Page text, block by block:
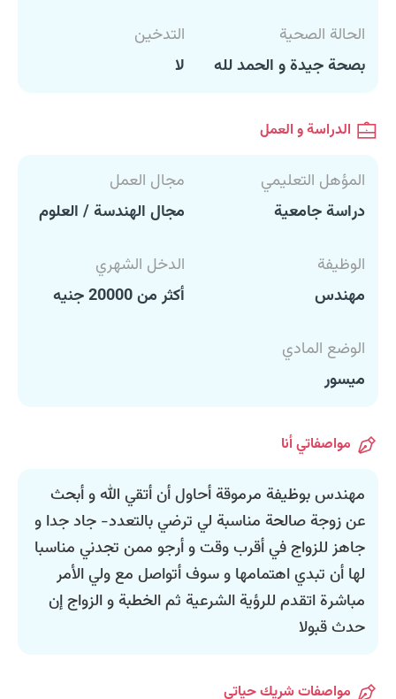
الحالة الصحية
بصحة جيدة و الحمد لله
التدخين
لا
الدراسة و العمل
المؤهل التعليمي
دراسة جامعية
مجال العمل
مجال الهندسة / العلوم
الوظيفة
مهندس
الدخل الشهري
أكثر من 20000 جنيه
الوضع المادي
ميسور
مواصفاتي أنا
مهندس بوظيفة مرموقة أحاول أن أتقي الله و أبحث
عن زوجة صالحة مناسبة لي ترضي بالتعدد- جاد جدا و
جاهز للزواج في أقرب وقت و أرجو ممن تجدني مناسبا
لها أن تبدي اهتمامها و سوف أتواصل مع ولي الأمر
مباشرة اتقدم للرؤية الشرعية ثم الخطبة و الزواج إن
حدث قبولا
مواصفات شريك حياتي